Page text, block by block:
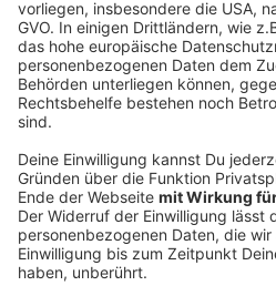
sammeln. Bitte
Details durch und
Nutzung des
Video
powered by
Management
Aloe Blacc - My Way (Official
Anzeige